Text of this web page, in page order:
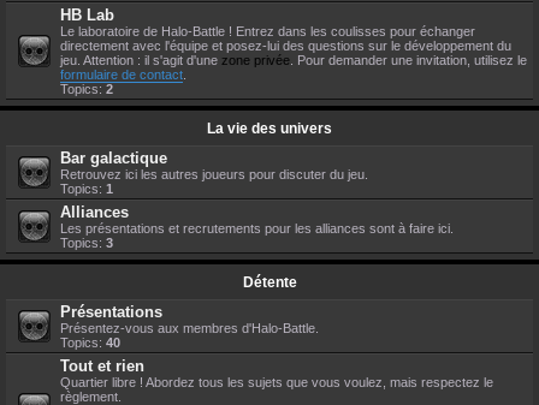
HB Lab
Le laboratoire de Halo-Battle ! Entrez dans les coulisses pour échanger
directement avec l'équipe et posez-lui des questions sur le développement du
jeu. Attention : il s'agit d'une zone privée . Pour demander une invitation, utilisez le
formulaire de contact
Topics: 2
La vie des univers
Bar galactique
Retrouvez ici les autres joueurs pour discuter du jeu.
Topics: 1
Alliances
Les présentations et recrutements pour les alliances sont à faire ici.
Topics: 3
Détente
Présentations
Présentez-vous aux membres d'Halo-Battle.
Topics: 40
Tout et rien
Quartier libre ! Abordez tous les sujets que vous voulez, mais respectez le
règlement.